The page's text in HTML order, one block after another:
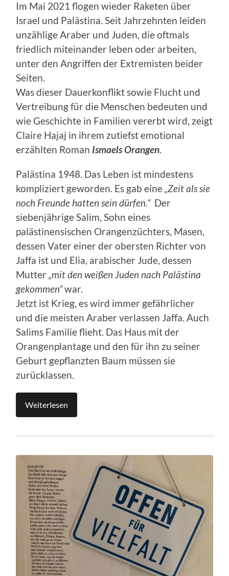
Im Mai 2021 flogen wieder Raketen über
Israel und Palästina. Seit Jahrzehnten leiden
unzählige Araber und Juden, die oftmals
friedlich miteinander leben oder arbeiten,
unter den Angriffen der Extremisten beider
Seiten.
Was dieser Dauerkonflikt sowie Flucht und
Vertreibung für die Menschen bedeuten und
wie Geschichte in Familien vererbt wird, zeigt
Claire Hajaj in ihrem zutiefst emotional
erzählten Roman Ismaels Orangen.
Palästina 1948. Das Leben ist mindestens
kompliziert geworden. Es gab eine„Zeitals sie
noch Freunde hatten sein dürfen.“ Der
siebenjährige Salim, Sohn eines
palästinensischen Orangenzüchters, Masen,
dessen Vater einer der obersten Richter von
Jaffa ist und Elia, arabischer Jude, dessen
Mutter„mit den weißen Juden nach Palästina
gekommen“war.
Jetzt ist Krieg, es wird immer gefährlicher
und die meisten Araber verlassen Jaffa. Auch
Salims Familie flieht. Das Haus mit der
Orangenplantage und den für ihn zu seiner
Geburt gepflanzten Baum müssen sie
zurücklassen.
Weiterlesen